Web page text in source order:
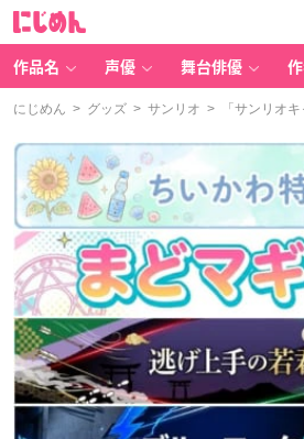
作品名 声優 舞台俳優
にじめん > グッズ > サンリオ > 「サンリオキ